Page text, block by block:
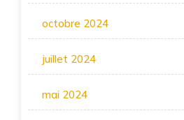
octobre 2024
juillet 2024
mai 2024